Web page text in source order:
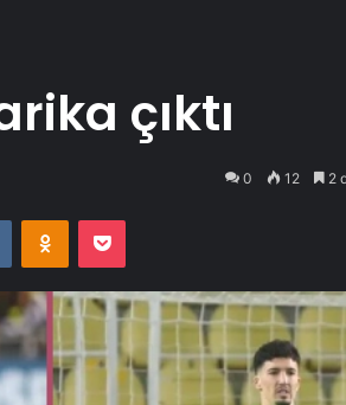
çıktı
0 12 2
VKontakteOdnoklassniki
Pocket